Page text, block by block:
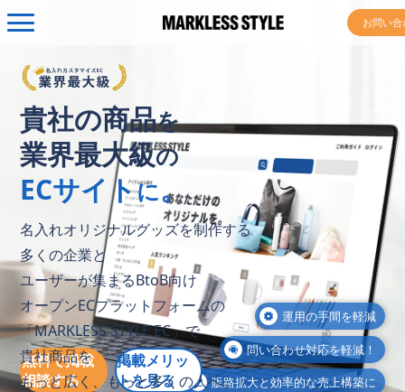
お問い合
貴社の商品を
業界最大級の
ECサイトに。
運用の手間を軽減
問い合わせ対応を軽減！
販路拡大と効率的な売上構築に
無料で掲載
相談する
掲載メリッ
トを見る
名入れオリジナルグッズを制作する
多くの企業と
ユーザーが集まるBtoB向け
オープンECプラットフォームの
「MARKLESS STYLE EC」で
貴社商品を
もっと広く、もっと多くの人へ。